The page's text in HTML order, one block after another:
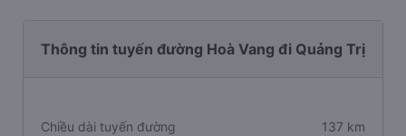
Thông tin tuyến đường Hoà Vang đi Quảng Trị
Chiều dài tuyến đường 137 km